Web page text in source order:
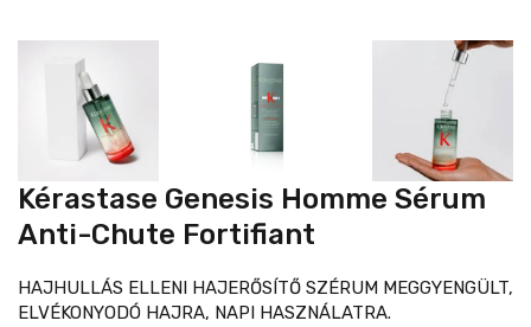
Kérastase Genesis Homme Sérum
Anti-Chute Fortifiant
HAJHULLÁS ELLENI HAJERŐSÍTŐ SZÉRUM MEGGYENGÜLT,
ELVÉKONYODÓ HAJRA, NAPI HASZNÁLATRA.